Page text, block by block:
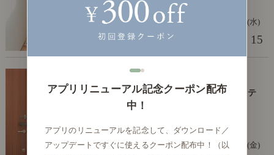
2024年12月25日(水)
15
【わたしの愛用品】まるでヴィンテ
ージのような佇まい。「ミラー
H/A」を玄関にお迎えしました。
2024年11月29日(金)
アプリリニューアル記念クーポン配布
中！
アプリのリニューアルを記念して、ダウンロード／
アップデートですぐに使えるクーポン配布中！（以